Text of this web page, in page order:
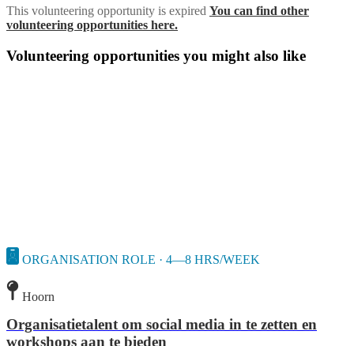
This volunteering opportunity is expired You can find other
volunteering opportunities here.
Volunteering opportunities you might also like
ORGANISATION ROLE · 4—8 HRS/WEEK
Hoorn
Organisatietalent om social media in te zetten en
workshops aan te bieden